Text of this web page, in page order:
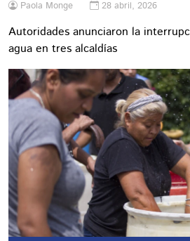
Paola Monge 28 abril, 2026
Autoridades anunciaron la
agua en tres alcaldías